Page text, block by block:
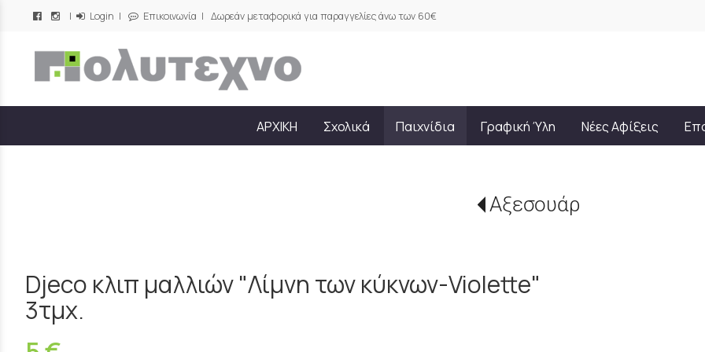
| Login | Επικοινωνία | Δωρεάν μεταφορικά για παραγγελίες άνω των 60€
/
ΑΡΧΙΚΗ Σχολικά Παιχνίδια Γραφική Ύλη Νέες Αφίξεις
Αξεσουάρ
Djeco κλιπ μαλλιών "Λίμνη των κύκνων-Violette"
3τμχ.